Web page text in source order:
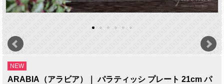
NEW
ARABIA（アラビア）｜ パラティッシ プレート 21cm パ